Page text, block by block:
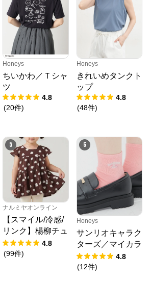
Honeys
ちいかわ／Ｔシャ
ツ
4.8
(20件)
Honeys
きれいめタンクト
ップ
4.8
(48件)
5
ナルミヤオンライン
【スマイル/冷感/
リンク】楊柳チュ
ニック
4.8
(99件)
6
Honeys
サンリオキャラク
ターズ／マイカラ
ーソックス4.8
(12件)
公式ECサイト
※外部サイトが開きます
Honeysからのコメント
ションでおなじみのハニーズ。ベーシ
ドまで、様々なアイテムが豊富に揃っ
着れるお気に入りの１着を見つけませ